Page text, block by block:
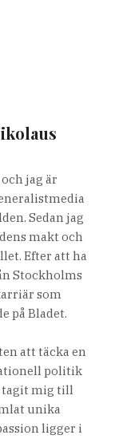
jag är
Sedan jag
makt och
Efter att ha
Stockholms
som
på Bladet.
att täcka en
politik
tagit mig till
unika
ligger i